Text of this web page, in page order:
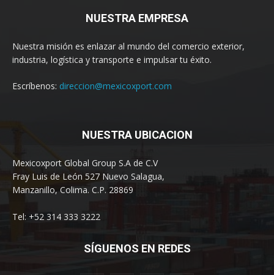
NUESTRA EMPRESA
Nuestra misión es enlazar al mundo del comercio exterior,
industria, logística y transporte e impulsar tu éxito.
Escríbenos: direccion@mexicoxport.com
NUESTRA UBICACION
Mexicoxport Global Group S.A de C.V
Fray Luis de León 527 Nuevo Salagua,
Manzanillo, Colima. C.P. 28869
Tel: +52 314 333 3222
SÍGUENOS EN REDES